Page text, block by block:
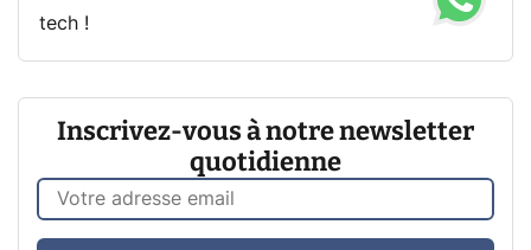
tech !
Inscrivez-vous à notre newsletter
quotidienne